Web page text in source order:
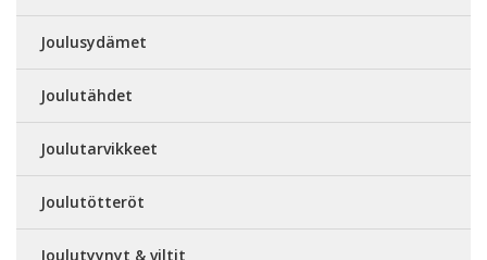
Joulusydämet
Joulutähdet
Joulutarvikkeet
Joulutötteröt
Joulutyynyt & viltit